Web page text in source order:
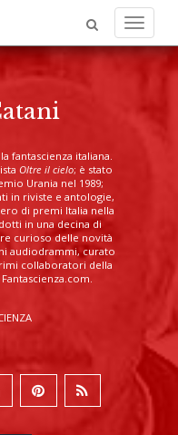
Menu
fantascienza italiana.
Oltre il cielo; è stato
Urania nel 1989;
in riviste e antologie,
di premi Italia nella
in una decina di
curioso delle novità
audiodrammi, curato
collaboratori della